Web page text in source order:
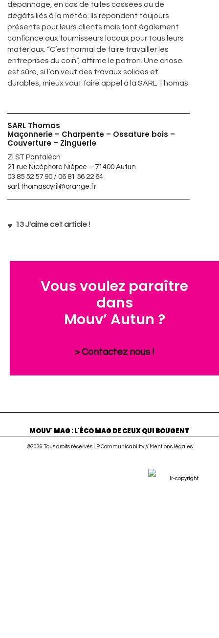
dépannage, en cas de tuiles cassées ou de
dégâts liés à la météo. Ils répondent toujours
présents pour leurs clients mais font également
confiance aux fournisseurs locaux pour tous leurs
matériaux. “C’est normal de faire travailler les
entreprises du coin”, affirme le patron. Une chose
est sûre, si l’on veut des travaux solides et
durables, mieux vaut faire appel à la SARL Thomas.
SARL Thomas
Maçonnerie – Charpente – Ossature bois –
Couverture – Zinguerie
ZI ST Pantaléon
21 rue Nicéphore Nièpce – 71400 Autun
03 85 52 57 90 / 06 81 56 22 64
sarl.thomascyril@orange.fr
13J'aime cet article !
Vous voulez paraître
dans
Mouv’ Autun ?
> Contactez nous !
MOUV' MAG : L'ÉCO MAG DE CEUX QUI BOUGENT
©2026 Tous droits réservés LR Communicability // Mentions légales